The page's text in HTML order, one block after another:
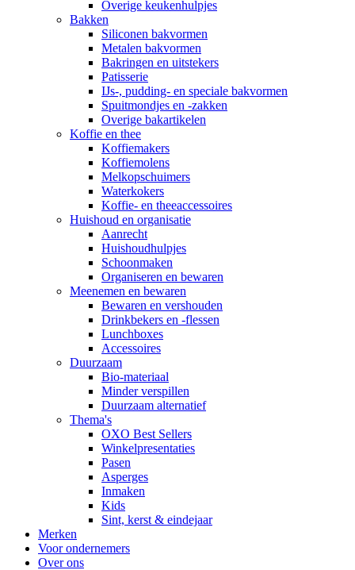
Overige keukenhulpjes
Bakken
Siliconen bakvormen
Metalen bakvormen
Bakringen en uitstekers
Patisserie
IJs-, pudding- en speciale bakvormen
Spuitmondjes en -zakken
Overige bakartikelen
Koffie en thee
Koffiemakers
Koffiemolens
Melkopschuimers
Waterkokers
Koffie- en theeaccessoires
Huishoud en organisatie
Aanrecht
Huishoudhulpjes
Schoonmaken
Organiseren en bewaren
Meenemen en bewaren
Bewaren en vershouden
Drinkbekers en -flessen
Lunchboxes
Accessoires
Duurzaam
Bio-materiaal
Minder verspillen
Duurzaam alternatief
Thema's
OXO Best Sellers
Winkelpresentaties
Pasen
Asperges
Inmaken
Kids
Sint, kerst & eindejaar
Merken
Voor ondernemers
Over ons